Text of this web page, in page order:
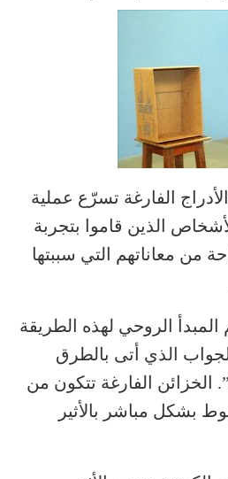
الفارغة تسرّع عملية
الذين قاموا بتجربة
من معاناتهم التي سببتها
المبدأ الروحي لهذه الطريقة
الذي أتى بالطرق
الخزائن الفارغة تتكون من
بشكل مباشر بالأثير